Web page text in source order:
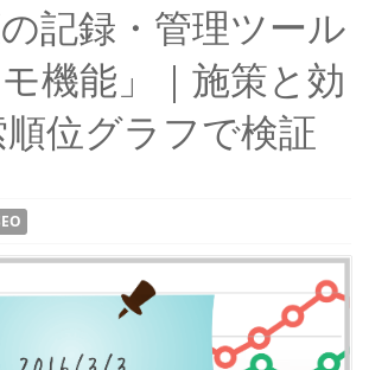
記録・管理ツール
モ機能」｜施策と効
位グラフで検証